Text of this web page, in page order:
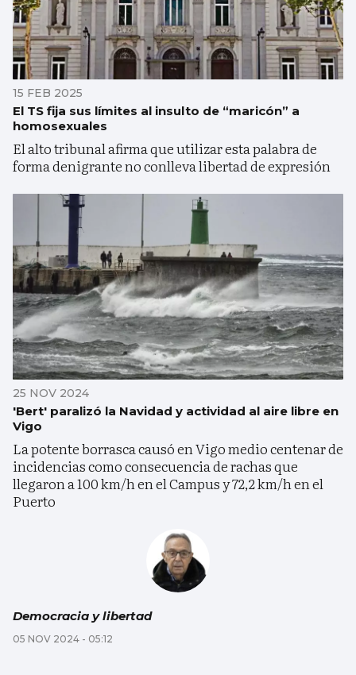
15 FEB 2025
El TS fija sus límites al insulto de “maricón” a
homosexuales
El alto tribunal afirma que utilizar esta palabra de
forma denigrante no conlleva libertad de expresión
25 NOV 2024
'Bert' paralizó la Navidad y actividad al aire libre en
Vigo
La potente borrasca causó en Vigo medio centenar de
incidencias como consecuencia de rachas que
llegaron a 100 km/h en el Campus y 72,2 km/h en el
Puerto
Democracia y libertad
05 NOV 2024 - 05:12